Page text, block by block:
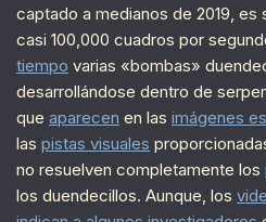
captado a medianos de 2019,
casi 100,000 cuadros por
tiempo varias «bombas»
desarrollándose dentro de
que aparecen en las imágenes
las pistas visuales
no resuelven completamente los
los duendecillos. Aunque, los